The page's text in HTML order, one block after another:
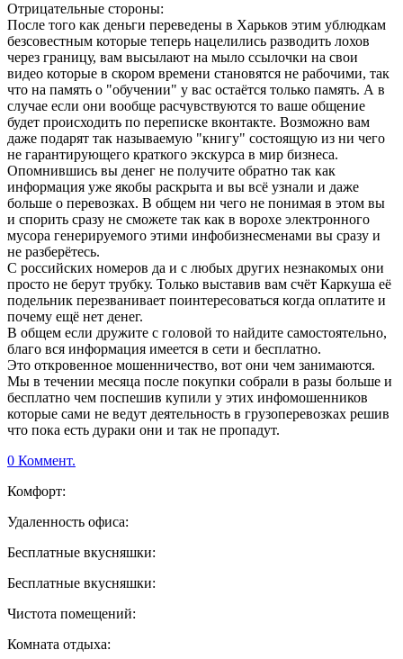
Отрицательные стороны:
После того как деньги переведены в Харьков этим ублюдкам
безсовестным которые теперь нацелились разводить лохов
через границу, вам высылают на мыло ссылочки на свои
видео которые в скором времени становятся не рабочими, так
что на память о "обучении" у вас остаётся только память. А в
случае если они вообще расчувствуются то ваше общение
будет происходить по переписке вконтакте. Возможно вам
даже подарят так называемую "книгу" состоящую из ни чего
не гарантирующего краткого экскурса в мир бизнеса.
Опомнившись вы денег не получите обратно так как
информация уже якобы раскрыта и вы всё узнали и даже
больше о перевозках. В общем ни чего не понимая в этом вы
и спорить сразу не сможете так как в ворохе электронного
мусора генерируемого этими инфобизнесменами вы сразу и
не разберётесь.
С российских номеров да и с любых других незнакомых они
просто не берут трубку. Только выставив вам счёт Каркуша её
подельник перезванивает поинтересоваться когда оплатите и
почему ещё нет денег.
В общем если дружите с головой то найдите самостоятельно,
благо вся информация имеется в сети и бесплатно.
Это откровенное мошенничество, вот они чем занимаются.
Мы в течении месяца после покупки собрали в разы больше и
бесплатно чем поспешив купили у этих инфомошенников
которые сами не ведут деятельность в грузоперевозках решив
что пока есть дураки они и так не пропадут.
0 Коммент.
Комфорт:
Удаленность офиса:
Бесплатные вкусняшки:
Бесплатные вкусняшки:
Чистота помещений:
Комната отдыха: